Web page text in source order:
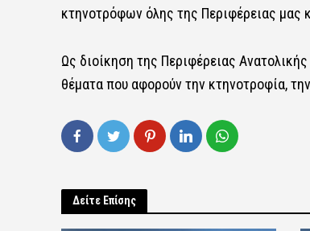
κτηνοτρόφων όλης της Περιφέρειας μας
Ως διοίκηση της Περιφέρειας
θέματα που αφορούν την κτηνοτροφία,
Δείτε Επίσης